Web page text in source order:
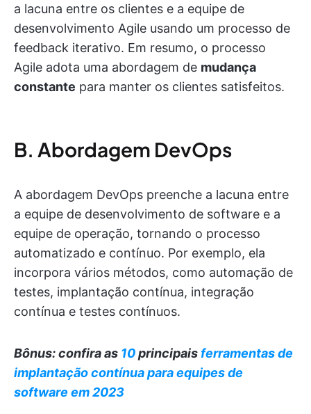
a lacuna entre os clientes e a equipe de
desenvolvimento Agile usando um processo de
feedback iterativo. Em resumo, o processo
Agile adota uma abordagem de mudança
constante para manter os clientes satisfeitos.
B. Abordagem DevOps
A abordagem DevOps preenche a lacuna entre
a equipe de desenvolvimento de software e a
equipe de operação, tornando o processo
automatizado e contínuo. Por exemplo, ela
incorpora vários métodos, como automação de
testes, implantação contínua, integração
contínua e testes contínuos.
Bônus: confira as 10principaisferramentas de
implantação contínua para equipes de
software em 2023